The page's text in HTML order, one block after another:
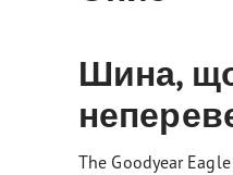
Шина,
The Goodyear